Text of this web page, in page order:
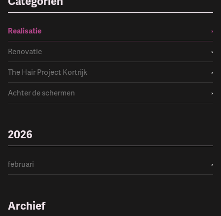
Realisatie
›
Renovatie
›
The Hair Project Kortrijk
›
Achter de schermen
›
2026
februari ›
Archief